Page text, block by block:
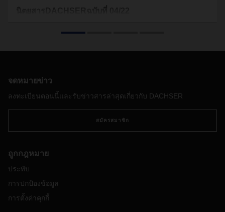
โซ่อุปทานได้อย่างสมบูรณ์
ฉบับใหม่
จดหมายข่าว
ลงทะเบียนตอนนี้และรับข่าวสารล่าสุดเกี่ยวกับ DACHSER
สมัครสมาชิก
ถูกกฎหมาย
ประทับ
การปกป้องข้อมูล
การตั้งค่าคุกกี้